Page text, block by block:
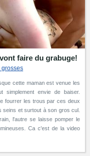
faire du grabuge!
grosses
cette maman est venue les
simplement envie de baiser.
fourrer les trous par ces deux
et surtout à son gros cul.
l'autre se laisse pomper le
Ca c'est de la video